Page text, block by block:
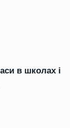
в школах і